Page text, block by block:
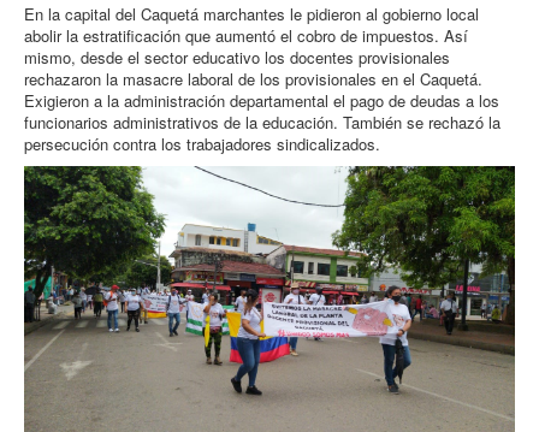
En la capital del Caquetá marchantes le pidieron al gobierno local
abolir la estratificación que aumentó el cobro de impuestos. Así
mismo, desde el sector educativo los docentes provisionales
rechazaron la masacre laboral de los provisionales en el Caquetá.
Exigieron a la administración departamental el pago de deudas a los
funcionarios administrativos de la educación. También se rechazó la
persecución contra los trabajadores sindicalizados.